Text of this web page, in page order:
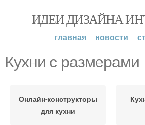
ИДЕИ ДИЗАЙНА
главная новости
Кухни с размерами
Онлайн-конструкторы
для кухни